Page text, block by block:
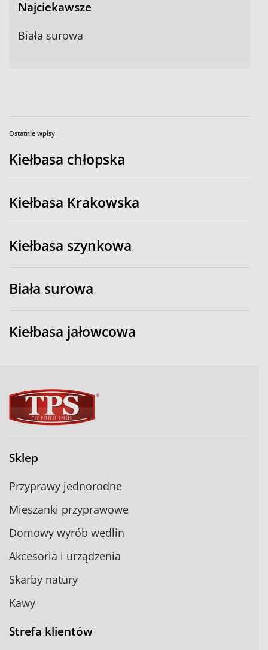
Najciekawsze
Biała surowa
Ostatnie wpisy
Kiełbasa chłopska
Kiełbasa Krakowska
Kiełbasa szynkowa
Biała surowa
Kiełbasa jałowcowa
Sklep
Przyprawy jednorodne
Mieszanki przyprawowe
Domowy wyrób wędlin
Akcesoria i urządzenia
Skarby natury
Kawy
Strefa klientów